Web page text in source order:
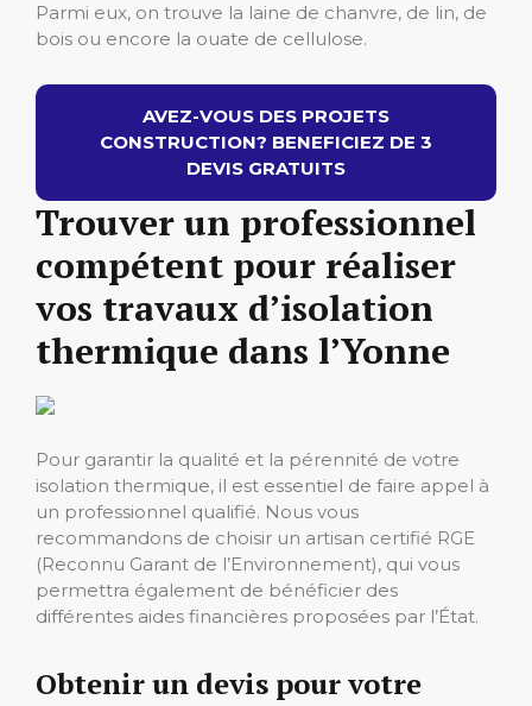
Parmi eux, on trouve la laine de chanvre, de lin, de
bois ou encore la ouate de cellulose.
AVEZ-VOUS DES PROJETS
CONSTRUCTION? BENEFICIEZ DE 3
DEVIS GRATUITS
Trouver un professionnel
compétent pour réaliser
vos travaux d’isolation
thermique dans l’Yonne
Pour garantir la qualité et la pérennité de votre
isolation thermique, il est essentiel de faire appel à
un professionnel qualifié. Nous vous
recommandons de choisir un artisan certifié RGE
(Reconnu Garant de l’Environnement), qui vous
permettra également de bénéficier des
différentes aides financières proposées par l’État.
Obtenir un devis pour votre